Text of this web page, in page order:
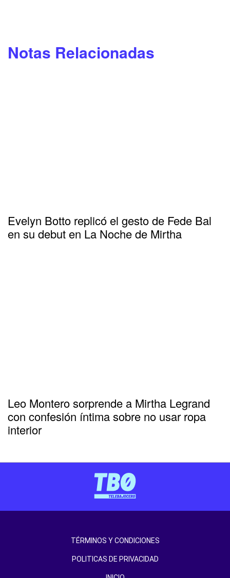
Notas Relacionadas
Evelyn Botto replicó el gesto de Fede Bal
en su debut en La Noche de Mirtha
Leo Montero sorprende a Mirtha Legrand
con confesión íntima sobre no usar ropa
interior
TÉRMINOS Y CONDICIONES
POLITICAS DE PRIVACIDAD